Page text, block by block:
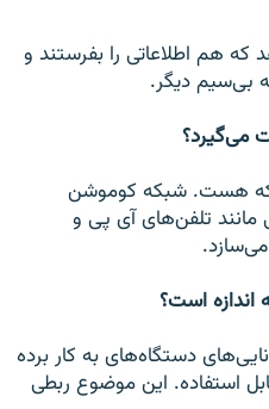
که هم اطلاعاتی را بفرستند و
بی‌سیم دیگر.
هست. شبکه کوموشن
تلفن‌های آی پی و
می‌سازد.
دستگاه‌های به کار برده
استفاده. این موضوع ربطی